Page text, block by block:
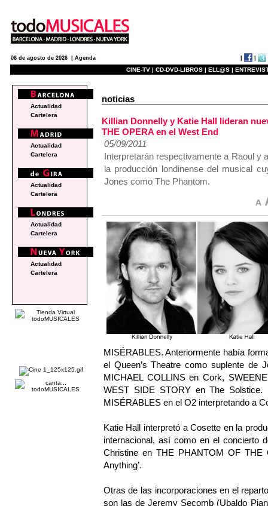
06 de agosto de 2026 | Agenda
CINE-TV | CD-DVD-LIBROS | ELL@S |
noticias
Killian Donnelly y Katie Hall lideran
THE OPERA en el West End
05/09/2011
Interpretarán respectivamente a Raoul y
la producción londinense del musical
Jones como The Phantom.
MISÉRABLES. Anteriormente había
el Queen’s Theatre como suplente de
MICHAEL COLLINS en Cork,
WEST SIDE STORY en The
MISÉRABLES en el O2 interpretando a
Katie Hall interpretó a Cosette en la
internacional, así como en el concierto
Christine en THE PHANTOM OF THE
Anything’.
Otras de las incorporaciones en el
son las de Jeremy Secomb (Ubaldo
Actualidad
Cartelera
Actualidad
Cartelera
Actualidad
Cartelera
Actualidad
Cartelera
Actualidad
Cartelera